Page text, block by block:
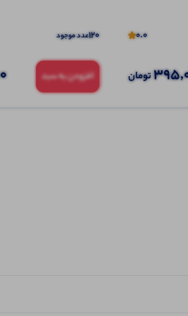
0.0
تومان
120عدد موجود
افزودن به سبد